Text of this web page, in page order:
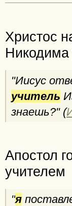
Христос
"Иисус
учитель
знаешь?" (
Апостол
учителем
"я